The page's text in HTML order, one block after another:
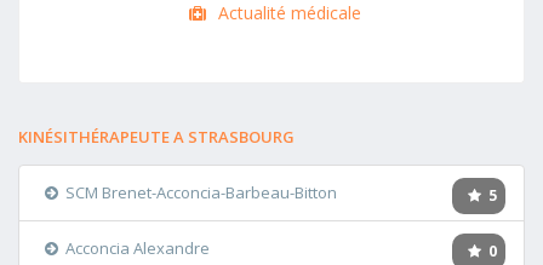
Actualité médicale
KINÉSITHÉRAPEUTE A STRASBOURG
5
SCM Brenet-Acconcia-Barbeau-Bitton
0
Acconcia Alexandre